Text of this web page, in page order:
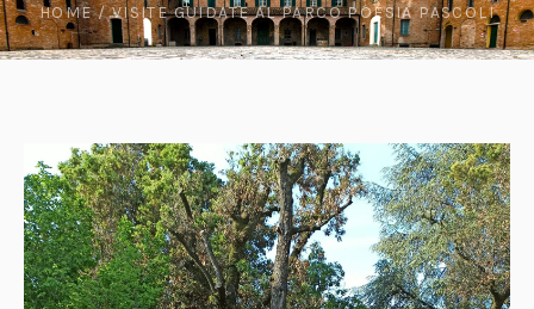
HOME / VISITE GUIDATE AL PARCO POESIA PASCOLI